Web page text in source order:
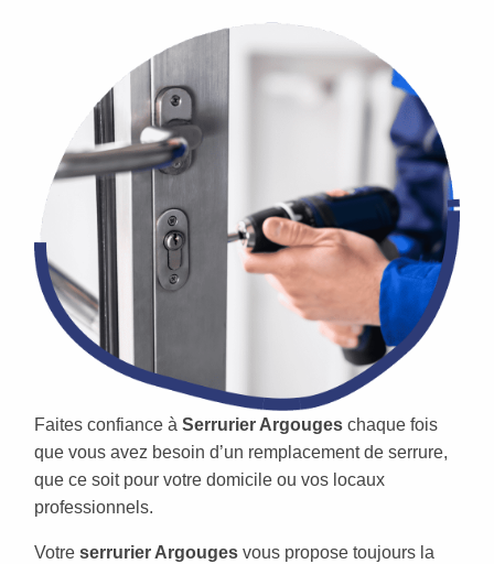
Faites confiance à Serrurier Argouges chaque fois
que vous avez besoin d’un remplacement de serrure,
que ce soit pour votre domicile ou vos locaux
professionnels.
Votre serrurier Argouges vous propose toujours la